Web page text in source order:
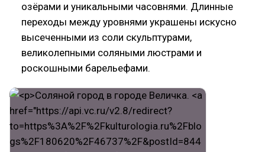
озёрами и уникальными часовнями. Длинные
переходы между уровнями украшены искусно
высеченными из соли скульптурами,
великолепными соляными люстрами и
роскошными барельефами.